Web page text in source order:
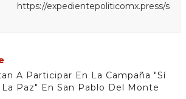
https://expedientepoliticomx.press/s
A Participar En La Campaña "Sí
Paz" En San Pablo Del Monte